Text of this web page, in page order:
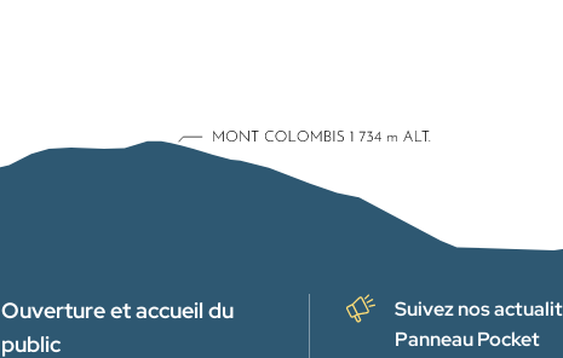
Ouverture et accueil du
public
Suivez nos
Panneau Pocket